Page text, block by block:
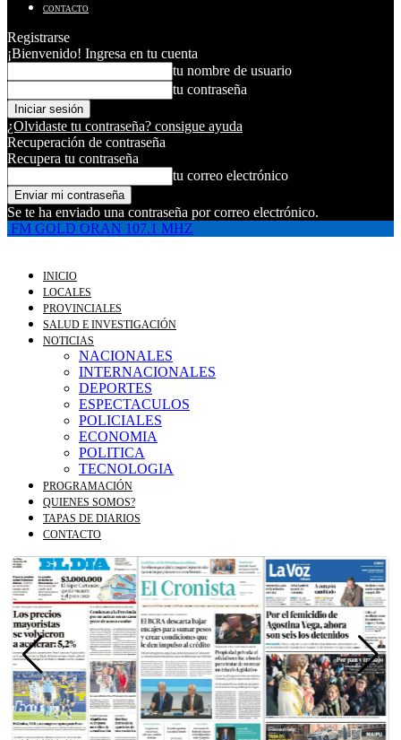
CONTACTO
Registrarse
¡Bienvenido! Ingresa en tu cuenta
tu nombre de usuario
tu contraseña
¿Olvidaste tu contraseña? consigue ayuda
Recuperación de contraseña
Recupera tu contraseña
tu correo electrónico
Se te ha enviado una contraseña por correo electrónico.
FM GOLD ORAN 107.1 MHZ
INICIO
LOCALES
PROVINCIALES
SALUD E INVESTIGACIÓN
NOTICIAS
NACIONALES
INTERNACIONALES
DEPORTES
ESPECTACULOS
POLICIALES
ECONOMIA
POLITICA
TECNOLOGIA
PROGRAMACIÓN
QUIENES SOMOS?
TAPAS DE DIARIOS
CONTACTO